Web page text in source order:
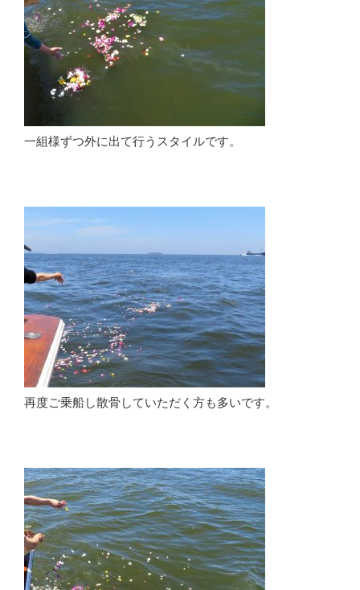
一組様ずつ外に出て行うスタイルです。
再度ご乗船し散骨していただく方も多いです。